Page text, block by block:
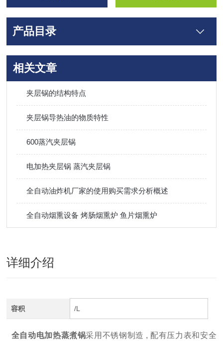
产品目录
相关文章
夹层锅的结构特点
夹层锅导热油的物质特性
600蒸汽夹层锅
电加热夹层锅 蒸汽夹层锅
全自动油炸机厂家的使用购买需求分析概述
全自动烟熏设备 烤肠烟熏炉 鱼片烟熏炉
详细介绍
容积 /L
全自动电加热蒸煮锅采用不锈钢制造 , 配有压力表和安全